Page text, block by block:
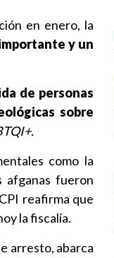
en enero, la
y un
de personas
sobre
como la
afganas fueron
reafirma que
la fiscalía.
arresto, abarca